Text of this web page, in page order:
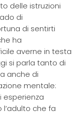
delle istruzioni
di
di sentirti
ha
averne in testa
si parla tanto di
anche di
mentale:
che fa